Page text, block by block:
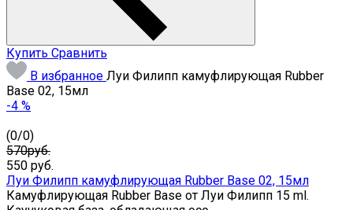
Купить Сравнить
В избранное Луи Филипп камуфлирующая Rubber
Base 02, 15мл
-4 %
(0/0)
570руб.
550 руб.
Луи Филипп камуфлирующая Rubber Base 02, 15мл
Камуфлирующая Rubber Base от Луи Филипп 15 ml.